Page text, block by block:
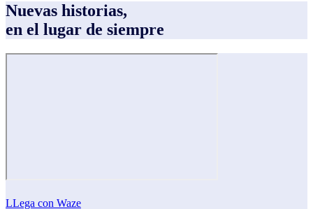
Nuevas historias,
en el lugar de siempre
LLega con Waze